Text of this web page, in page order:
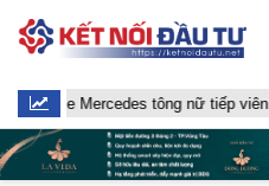
Mercedes tông nữ tiếp viên